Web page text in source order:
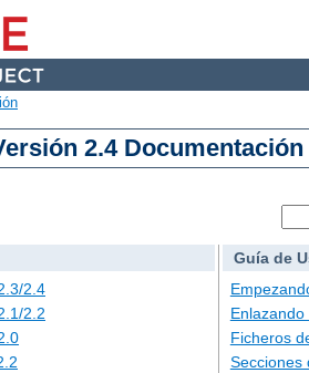
2.4 Documentación
2.4
2.2
Guía de
Ficheros
Secciones